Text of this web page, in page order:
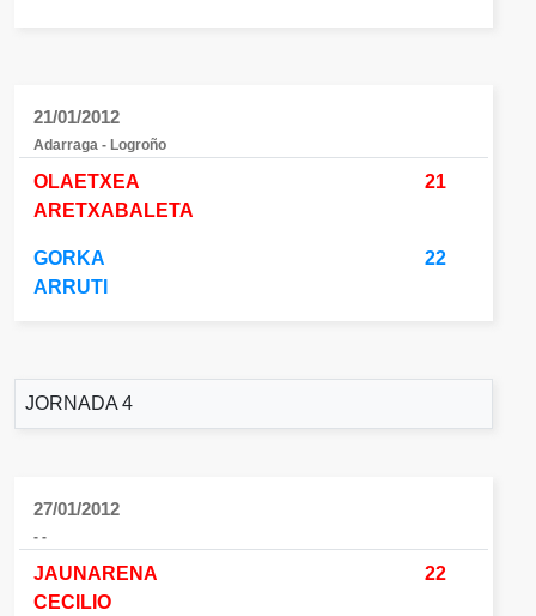
21/01/2012
Adarraga - Logroño
OLAETXEA
ARETXABALETA
21
GORKA
ARRUTI
22
JORNADA 4
27/01/2012
- -
JAUNARENA
CECILIO
22